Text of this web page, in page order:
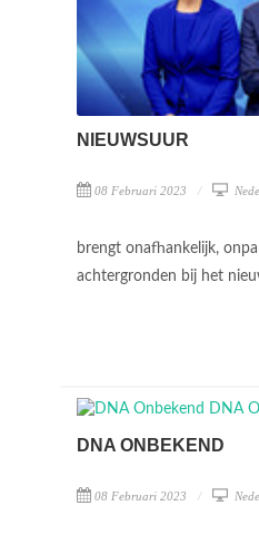
NIEUWSUUR
08 Februari 2023
brengt onafhankelijk,
achtergronden bij het
DNA ONBEKEND
08 Februari 2023